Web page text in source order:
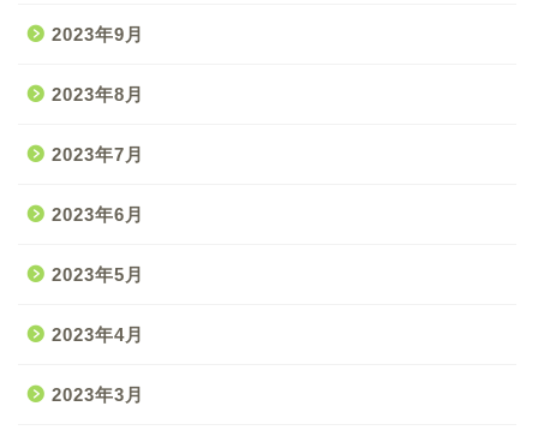
2023年9月
2023年8月
2023年7月
2023年6月
2023年5月
2023年4月
2023年3月